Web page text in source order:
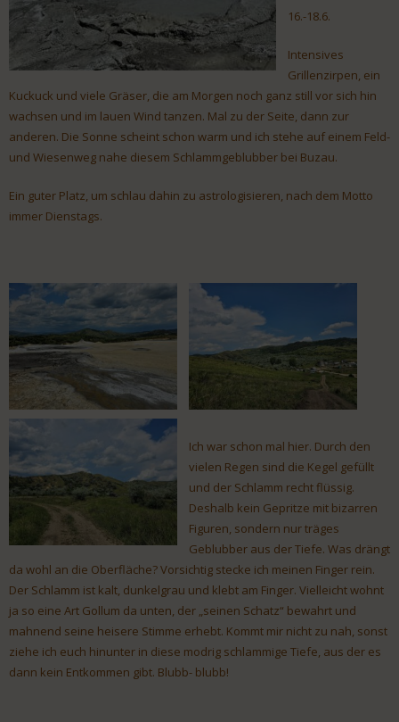
16.-18.6.
Intensives
Grillenzirpen, ein
Kuckuck und viele Gräser, die am Morgen noch ganz still vor sich hin
wachsen und im lauen Wind tanzen. Mal zu der Seite, dann zur
anderen. Die Sonne scheint schon warm und ich stehe auf einem Feld-
und Wiesenweg nahe diesem Schlammgeblubber bei Buzau.
Ein guter Platz, um schlau dahin zu astrologisieren, nach dem Motto
immer Dienstags.
Ich war schon mal hier. Durch den
vielen Regen sind die Kegel gefüllt
und der Schlamm recht flüssig.
Deshalb kein Gepritze mit bizarren
Figuren, sondern nur träges
Geblubber aus der Tiefe. Was drängt
da wohl an die Oberfläche? Vorsichtig stecke ich meinen Finger rein.
Der Schlamm ist kalt, dunkelgrau und klebt am Finger. Vielleicht wohnt
ja so eine Art Gollum da unten, der „seinen Schatz“ bewahrt und
mahnend seine heisere Stimme erhebt. Kommt mir nicht zu nah, sonst
ziehe ich euch hinunter in diese modrig schlammige Tiefe, aus der es
dann kein Entkommen gibt. Blubb- blubb!